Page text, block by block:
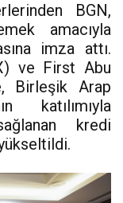
BGN,
amacıyla
imza attı.
ve First Abu
Birleşik Arap
katılımıyla
kredi